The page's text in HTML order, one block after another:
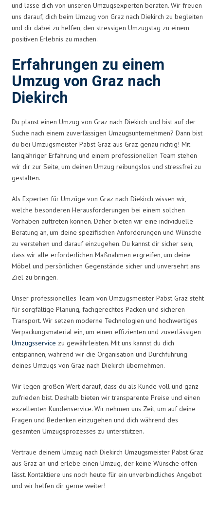
und lasse dich von unseren Umzugsexperten beraten. Wir freuen
uns darauf, dich beim Umzug von Graz nach Diekirch zu begleiten
und dir dabei zu helfen, den stressigen Umzugstag zu einem
positiven Erlebnis zu machen.
Erfahrungen zu einem
Umzug von Graz nach
Diekirch
Du planst einen Umzug von Graz nach Diekirch und bist auf der
Suche nach einem zuverlässigen Umzugsunternehmen? Dann bist
du bei Umzugsmeister Pabst Graz aus Graz genau richtig! Mit
langjähriger Erfahrung und einem professionellen Team stehen
wir dir zur Seite, um deinen Umzug reibungslos und stressfrei zu
gestalten.
Als Experten für Umzüge von Graz nach Diekirch wissen wir,
welche besonderen Herausforderungen bei einem solchen
Vorhaben auftreten können. Daher bieten wir eine individuelle
Beratung an, um deine spezifischen Anforderungen und Wünsche
zu verstehen und darauf einzugehen. Du kannst dir sicher sein,
dass wir alle erforderlichen Maßnahmen ergreifen, um deine
Möbel und persönlichen Gegenstände sicher und unversehrt ans
Ziel zu bringen.
Unser professionelles Team von Umzugsmeister Pabst Graz steht
für sorgfältige Planung, fachgerechtes Packen und sicheren
Transport. Wir setzen moderne Technologien und hochwertiges
Verpackungsmaterial ein, um einen effizienten und zuverlässigen
Umzugsservice zu gewährleisten. Mit uns kannst du dich
entspannen, während wir die Organisation und Durchführung
deines Umzugs von Graz nach Diekirch übernehmen.
Wir legen großen Wert darauf, dass du als Kunde voll und ganz
zufrieden bist. Deshalb bieten wir transparente Preise und einen
exzellenten Kundenservice. Wir nehmen uns Zeit, um auf deine
Fragen und Bedenken einzugehen und dich während des
gesamten Umzugsprozesses zu unterstützen.
Vertraue deinem Umzug nach Diekirch Umzugsmeister Pabst Graz
aus Graz an und erlebe einen Umzug, der keine Wünsche offen
lässt. Kontaktiere uns noch heute für ein unverbindliches Angebot
und wir helfen dir gerne weiter!